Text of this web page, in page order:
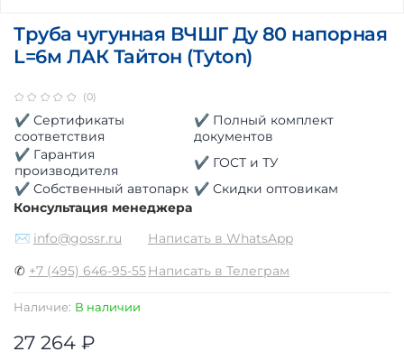
(0)
Наличие: В наличии
Труба чугунная ВЧШГ Ду 80 напорная
L=6м ЛАК Тайтон (Tyton)
27 264 ₽
✔ Сертификаты
соответствия
✔ Полный комплект
документов
✔ Гарантия
производителя
✔ ГОСТ и ТУ
✔ Собственный автопарк ✔ Скидки оптовикам
Консультация менеджера
✉ info@gossr.ru
Написать в WhatsApp
✆ +7 (495) 646-95-55Написать в Телеграм